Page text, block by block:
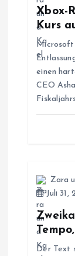
Xbox-
Kurs
einen
CEO
Zara
Juli 31,
Der Text